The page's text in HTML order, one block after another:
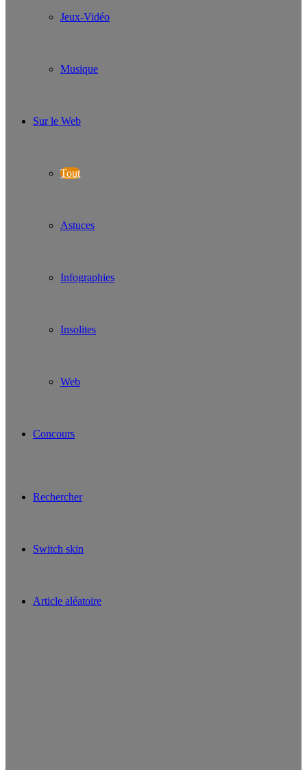
Jeux-Vidéo
Musique
Sur le Web
Tout
Astuces
Infographies
Insolites
Web
Concours
Rechercher
Switch skin
Article aléatoire